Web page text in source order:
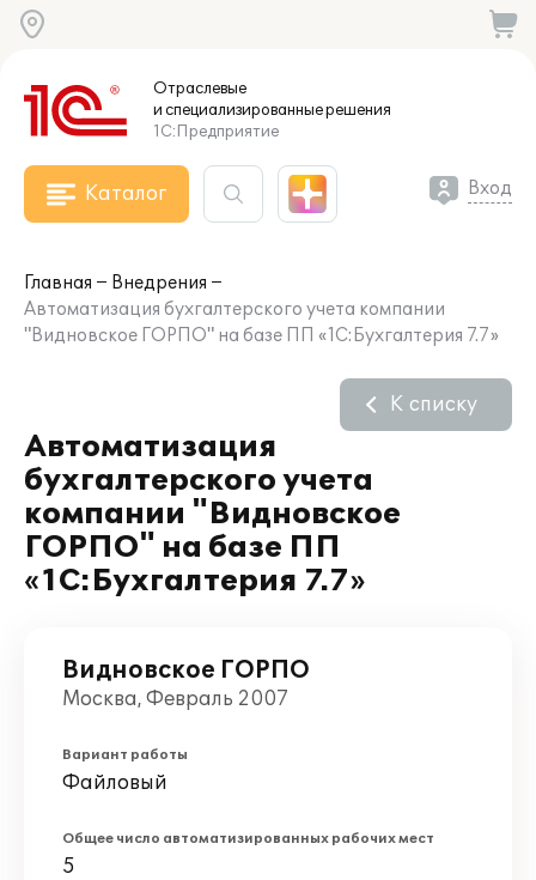
Отраслевые
и специализированныерешения
1С:Предприятие
Каталог Вход
Главная
Внедрения
Автоматизация бухгалтерского учета компании
"Видновское ГОРПО" на базе ПП «1С:Бухгалтерия 7.7»
Автоматизация
бухгалтерского учета
компании "Видновское
ГОРПО" на базе ПП
«1С:Бухгалтерия 7.7»
К списку
Видновское ГОРПО
Москва, Февраль 2007
Вариант работы
Файловый
Общее число автоматизированных рабочих мест
5